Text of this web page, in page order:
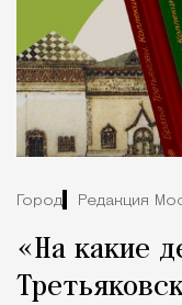
Город Редакция
«На какие